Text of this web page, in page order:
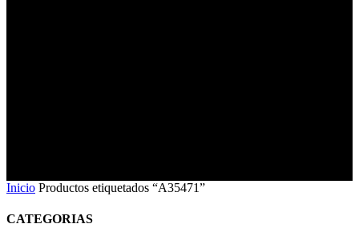
Inicio Productos etiquetados “A35471”
CATEGORIAS